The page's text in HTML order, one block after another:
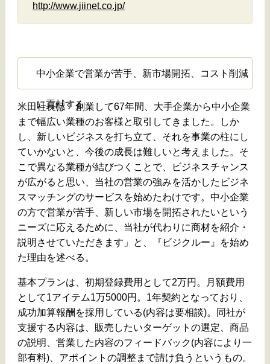
http://www.jiinet.co.jp/
中小企業で営業が苦手、新市場開拓、コスト削減
に貢献する
米田社長は「創業して67年間、大手企業から中小企業
まで幅広い業種のお客様と取引してきました。しか
し、新しいビジネスを打ち立て、それを事業の柱にし
ていかないと、今後の成長は難しいと考えました。そ
こで異なる業種が結びつくことで、ビジネスチャンス
が広がると思い、当社の営業の強みを活かしたビジネ
スマッチングのサービスを始めたわけです。中小企業
の方で営業が苦手、新しい市場を開拓されたいという
ニーズに応えるために、当社が代わりに商材を紹介・
説明させていただきます」と、『ビジクルー』を始め
た理由を述べる。
基本プランは、初期登録費用として2万円。月額費用
として1アイテム1万5000円。1年契約となっており、
成功加算報酬を採用している(内容は要相談)。同社が
支援する内容は、販売したいターゲットの選定、商品
の説明、営業した内容のフィードバック(内容により一
部有料)、アポイントの調整まで請け負うというもの。